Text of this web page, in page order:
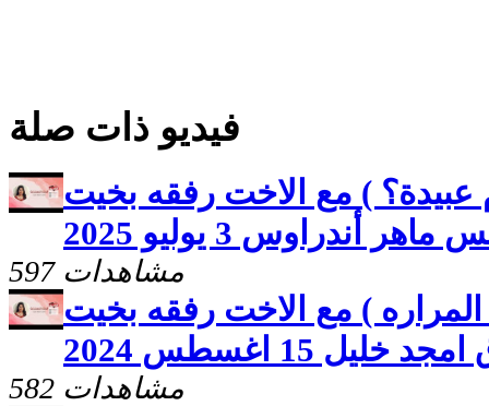
فيديو ذات صلة
عبيدة؟ ) مع الاخت رفقه بخيت
أندراوس 3 يوليو 2025
597 مشاهدات
) مع الاخت رفقه بخيت
خليل 15 اغسطس 2024
582 مشاهدات